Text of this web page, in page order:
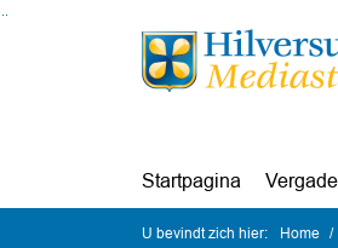
Ga naar de inhoud van deze pagina
Ga naar het zoeken
Ga naar het menu
Startpagina
U bevindt zich hier: Home